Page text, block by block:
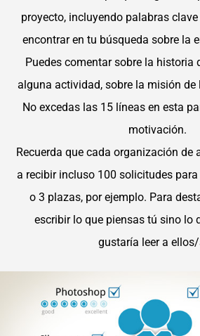
proyecto, incluyendo palabras
encontrar en tu búsqueda sobre la
Puedes comentar sobre la historia
alguna actividad, sobre la misión de
No excedas las 15 líneas en esta
motivación.
Recuerda que cada organización de
a recibir incluso 100 solicitudes
o 3 plazas, por ejemplo. Para
escribir lo que piensas tú sino lo
gustaría leer a